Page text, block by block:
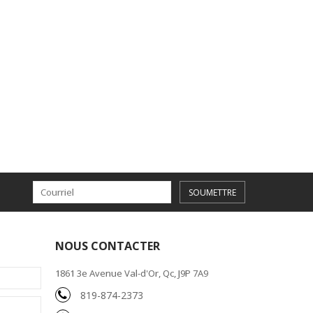
SOUMETTRE
NOUS CONTACTER
1861 3e Avenue Val-d'Or, Qc, J9P 7A9
819-874-2373